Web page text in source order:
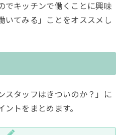
でキッチンで働くことに興味
いてみる」ことをオススメし
スタッフはきついのか？」に
トをまとめます。